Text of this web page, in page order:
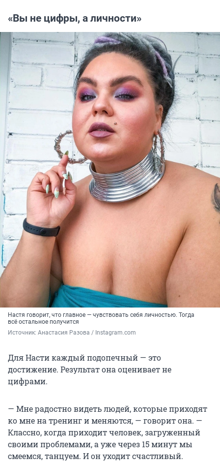
«Вы не цифры, а личности»
Настя говорит, что главное — чувствовать себя личностью. Тогда
всё остальное получится
Источник: Анастасия Разова / Instagram.com
Для Насти каждый подопечный — это
достижение. Результат она оценивает не
цифрами.
— Мне радостно видеть людей, которые приходят
ко мне на тренинг и меняются, — говорит она. —
Классно, когда приходит человек, загруженный
своими проблемами, а уже через 15 минут мы
смеемся, танцуем. И он уходит счастливый.